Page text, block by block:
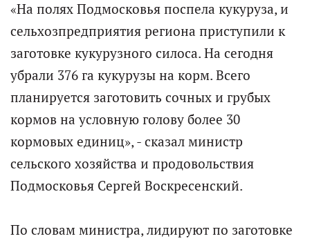
«На полях Подмосковья поспела кукуруза, и
сельхозпредприятия региона приступили к
заготовке кукурузного силоса. На сегодня
убрали 376 га кукурузы на корм. Всего
планируется заготовить сочных и грубых
кормов на условную голову более 30
кормовых единиц», - сказал министр
сельского хозяйства и продовольствия
Подмосковья Сергей Воскресенский.
По словам министра, лидируют по заготовке